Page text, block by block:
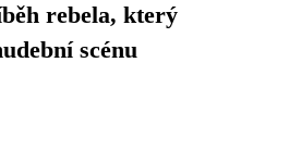
rebela, který
scénu